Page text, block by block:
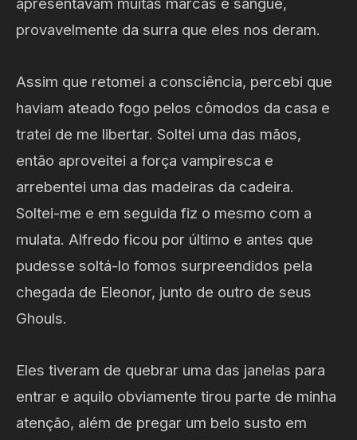
provavelmente da surra que eles nos deram.
Assim que retomei a consciência, percebi que
haviam ateado fogo pelos cômodos da casa e
tratei de me libertar. Soltei uma das mãos,
então aproveitei a força vampiresca e
arrebentei uma das madeiras da cadeira.
Soltei-me e em seguida fiz o mesmo com a
mulata. Alfredo ficou por último e antes que
pudesse soltá-lo fomos surpreendidos pela
chegada de Eleonor, junto de outro de seus
Ghouls.
Eles tiveram de quebrar uma das janelas para
entrar e aquilo obviamente tirou parte de minha
atenção, além de pregar um belo susto em